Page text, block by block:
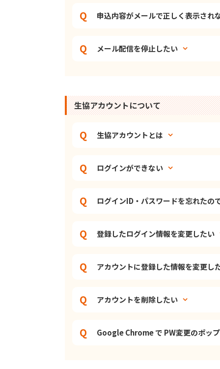
申込内容がメールで正しく表示され
メール配信を停止したい
生協アカウントについて
生協アカウントとは
ログインができない
ログインID・パスワードを忘れたの
登録したログイン情報を変更したい
アカウントに登録した情報を変更し
アカウントを削除したい
Google Chrome で PW変更のポッ